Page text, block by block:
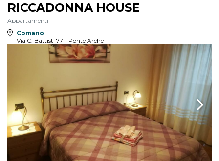
RICCADONNA HOUSE
Appartamenti
Comano
Via C. Battisti 77 - Ponte Arche